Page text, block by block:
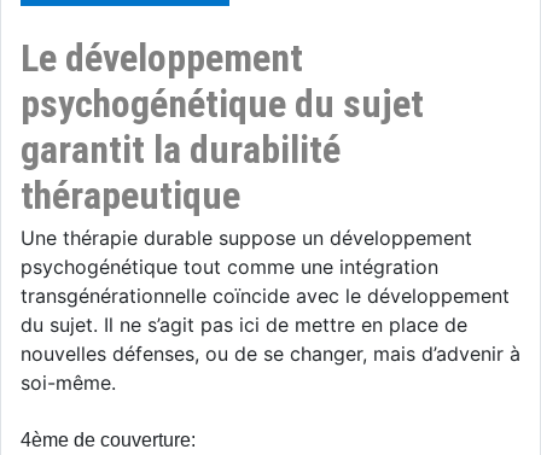
Le développement
psychogénétique du sujet
garantit la durabilité
thérapeutique
Une thérapie durable suppose un développement
psychogénétique tout comme une intégration
transgénérationnelle coïncide avec le développement
du sujet. Il ne s’agit pas ici de mettre en place de
nouvelles défenses, ou de se changer, mais d’advenir à
soi-même.
4ème de couverture: